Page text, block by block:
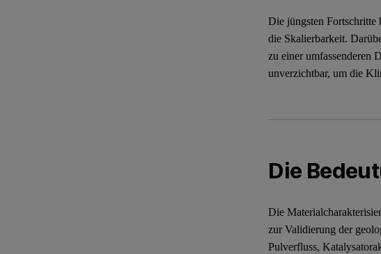
Die jüngsten Fortschritte
die Skalierbarkeit.
zu einer umfassenderen
unverzichtbar, um die
Die
Die
zur Validierung der
Pulverfluss,